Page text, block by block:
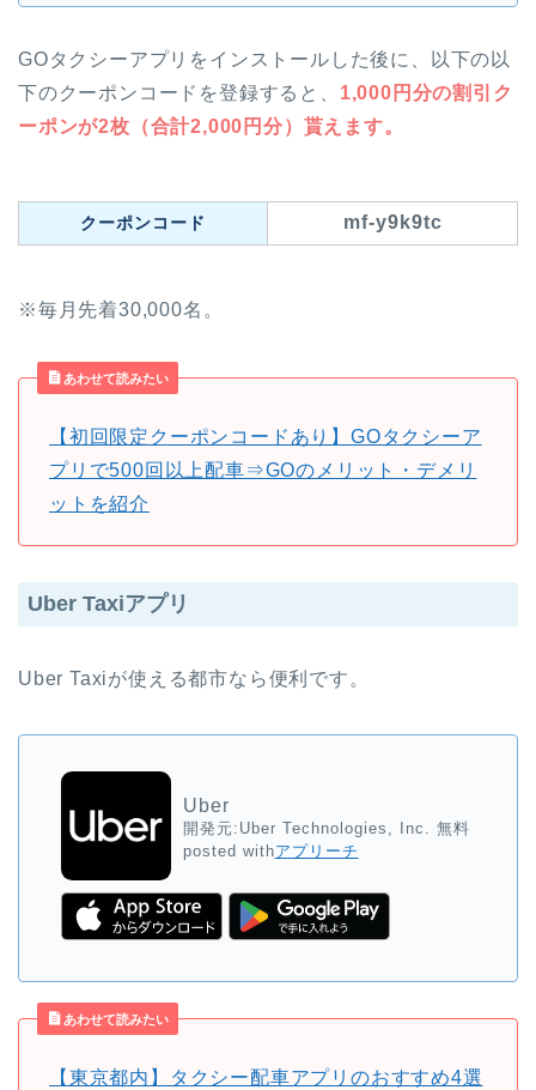
GOタクシーアプリをインストールした後に、以下の以
下のクーポンコードを登録すると、 1,000円分の割引ク
ーポンが2枚（合計2,000円分）貰えます。
クーポンコード mf-y9k9tc
※毎月先着30,000名。
あわせて読みたい
【初回限定クーポンコードあり】GOタクシーア
プリで500回以上配車⇒GOのメリット・デメリ
ットを紹介
Uber Taxiアプリ
Uber Taxiが使える都市なら便利です。
Uber
開発元: Uber Technologies, Inc.
無料
posted withアプリーチ
あわせて読みたい
【東京都内】タクシー配車アプリのおすすめ4選